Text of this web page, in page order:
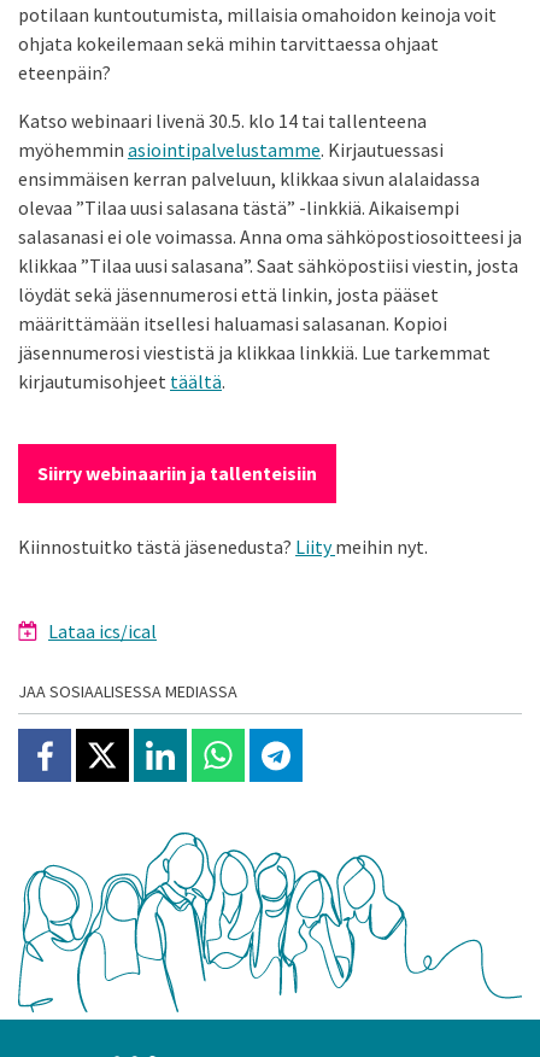
potilaan kuntoutumista, millaisia omahoidon keinoja voit
ohjata kokeilemaan sekä mihin tarvittaessa ohjaat
eteenpäin?
Katso webinaari livenä 30.5. klo 14 tai tallenteena
myöhemmin asiointipalvelustamme. Kirjautuessasi
ensimmäisen kerran palveluun, klikkaa sivun alalaidassa
olevaa ”Tilaa uusi salasana tästä” -linkkiä. Aikaisempi
salasanasi ei ole voimassa. Anna oma sähköpostiosoitteesi ja
klikkaa ”Tilaa uusi salasana”. Saat sähköpostiisi viestin, josta
löydät sekä jäsennumerosi että linkin, josta pääset
määrittämään itsellesi haluamasi salasanan. Kopioi
jäsennumerosi viestistä ja klikkaa linkkiä. Lue tarkemmat
kirjautumisohjeet täältä.
Siirry webinaariin ja tallenteisiin
Kiinnostuitko tästä jäsenedusta? Liitymeihin nyt.
Lataa ics/ical
JAA SOSIAALISESSA MEDIASSA
Jaa Facebookissa
Jaa X:ssäJaa Linkedinissä
Jaa Whatsappissa
Jaa Telegramissa